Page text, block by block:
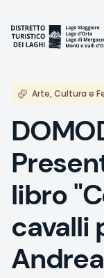
main
content
Arte, Cultura e
libro
cavalli